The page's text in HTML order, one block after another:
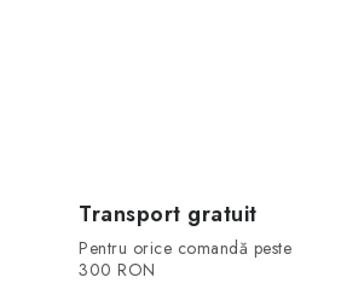
Transport gratuit
Pentru orice comandă peste
300 RON